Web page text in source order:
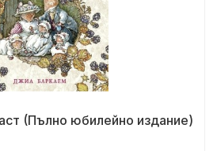
(Пълно юбилейно издание)